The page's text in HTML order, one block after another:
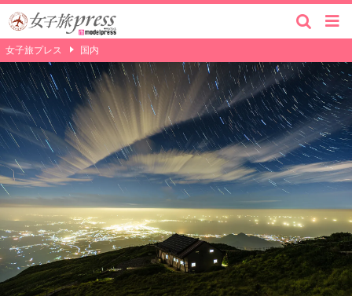
女子旅プレス 国内